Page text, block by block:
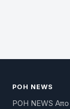
ΡΟΗ NEWS
ΡΟΗ NEWS